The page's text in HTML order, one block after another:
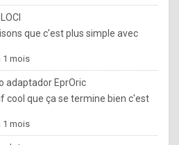
a
n
t
o
n
que c'est plus simple avec
1 mois
adaptador EprOric
cool que ça se termine bien c'est
1 mois